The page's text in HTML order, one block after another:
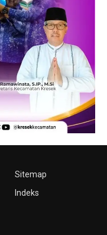
Sitemap
Indeks